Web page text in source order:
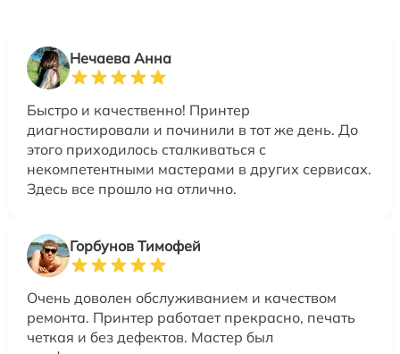
Нечаева Анна
Быстро и качественно! Принтер
диагностировали и починили в тот же день. До
этого приходилось сталкиваться с
некомпетентными мастерами в других сервисах.
Здесь все прошло на отлично.
Горбунов Тимофей
Очень доволен обслуживанием и качеством
ремонта. Принтер работает прекрасно, печать
четкая и без дефектов. Мастер был